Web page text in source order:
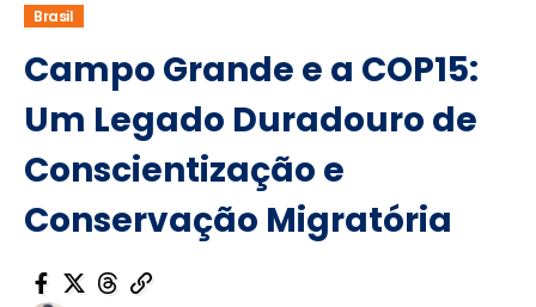
Brasil
Campo Grande e a COP15:
Um Legado Duradouro de
Conscientização e
Conservação Migratória